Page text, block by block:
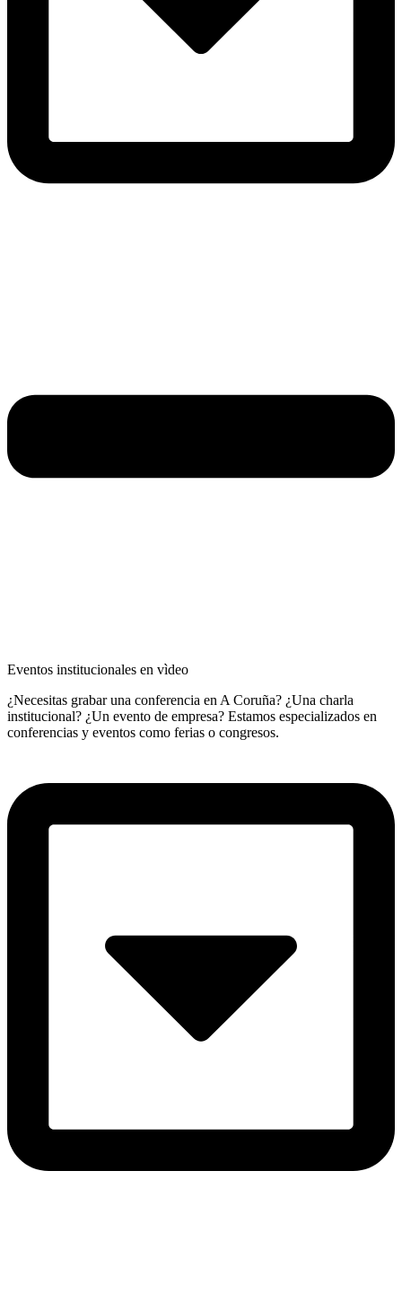
Eventos institucionales en vìdeo
¿Necesitas grabar una conferencia en A Coruña? ¿Una charla
institucional? ¿Un evento de empresa? Estamos especializados en
conferencias y eventos como ferias o congresos.